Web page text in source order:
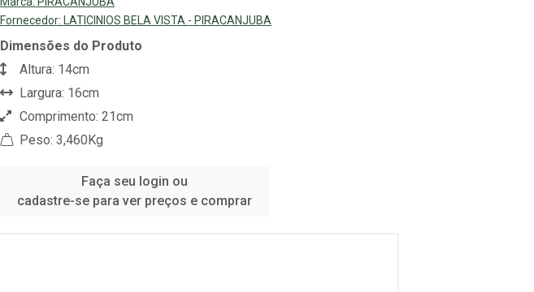
Fornecedor:
LATICINIOS BELA VISTA - PIRACANJUBA
Dimensões do Produto
Altura: 14cm
Largura: 16cm
Comprimento: 21cm
Peso: 3,460Kg
Faça seu login ou
cadastre-se para ver preços e comprar